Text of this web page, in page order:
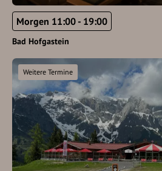
Morgen 11:00 - 19:00
Bad Hofgastein
Weitere Termine